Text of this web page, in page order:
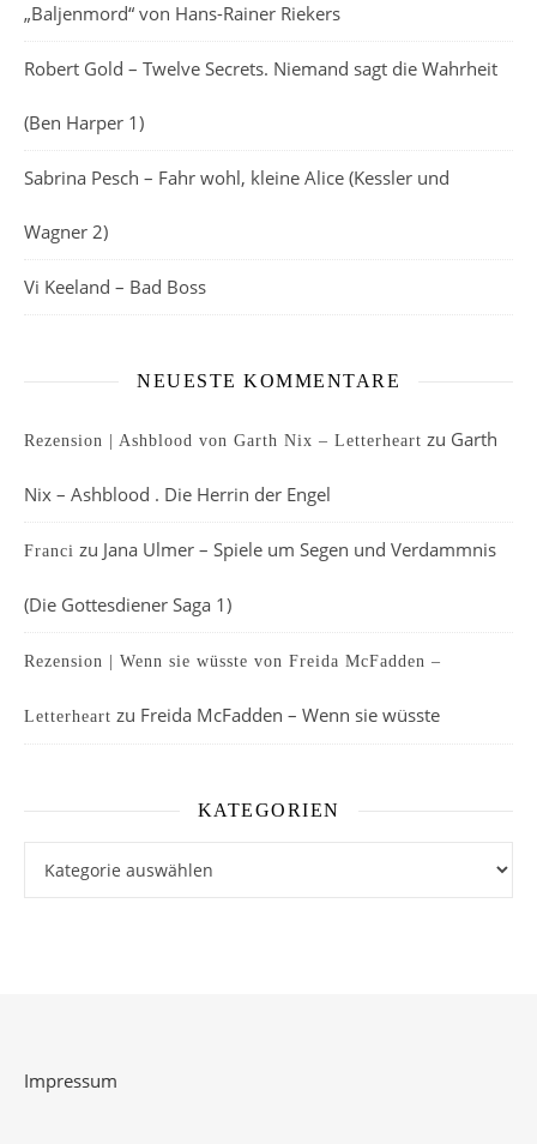
„Baljenmord“ von Hans-Rainer Riekers
Robert Gold – Twelve Secrets. Niemand sagt die Wahrheit
(Ben Harper 1)
Sabrina Pesch – Fahr wohl, kleine Alice (Kessler und
Wagner 2)
Vi Keeland – Bad Boss
NEUESTE KOMMENTARE
Rezension | Ashblood von Garth Nix – Letterheart zu Garth
Nix – Ashblood . Die Herrin der Engel
Franci zu Jana Ulmer – Spiele um Segen und Verdammnis
(Die Gottesdiener Saga 1)
Rezension | Wenn sie wüsste von Freida McFadden –
Letterheart zu Freida McFadden – Wenn sie wüsste
KATEGORIEN
Impressum